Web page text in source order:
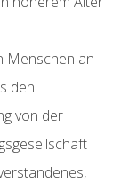
Menschen an
den
von der